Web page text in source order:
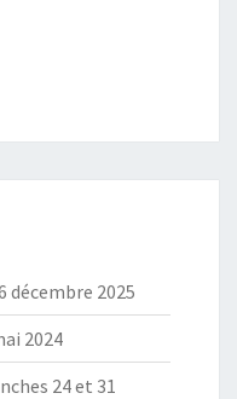
décembre 2025
2024
24 et 31